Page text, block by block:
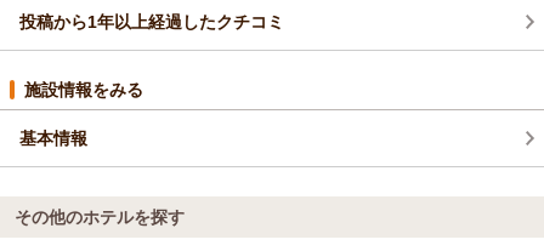
投稿から1年以上経過したクチコミ
施設情報をみる
基本情報
その他のホテルを探す